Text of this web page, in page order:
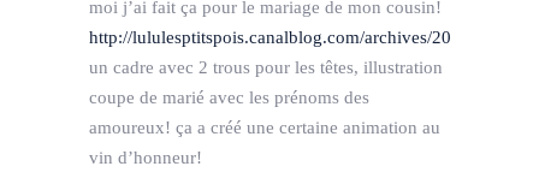
moi j’ai fait ça pour le mariage de mon cousin!
http://lululesptitspois.canalblog.com/archives/2010/08/24/
un cadre avec 2 trous pour les têtes, illustration
coupe de marié avec les prénoms des
amoureux! ça a créé une certaine animation au
vin d’honneur!